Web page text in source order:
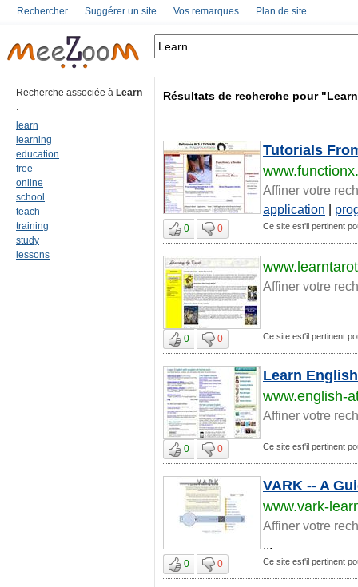
Rechercher Suggérer un site Vos remarques Plan de site
Recherche associée à Learn
:
learn
learning
education
free
online
school
teach
training
study
lessons
Résultats de recherche pour
Tutorials
Affiner votre
application |
0 0 Ce site est'il pertinent
Affiner votre
0 0 Ce site est'il pertinent
Learn English
www.english-
Affiner votre
0 0 Ce site est'il pertinent
VARK -- A
www.vark-
Affiner votre
...
0 0 Ce site est'il pertinent